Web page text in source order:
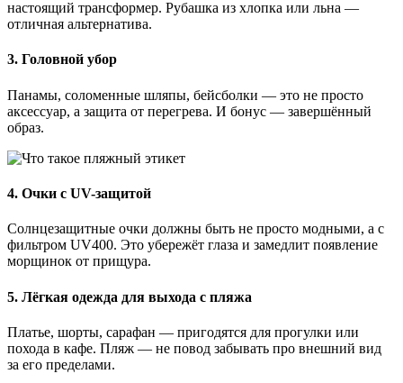
настоящий трансформер. Рубашка из хлопка или льна —
отличная альтернатива.
3. Головной убор
Панамы, соломенные шляпы, бейсболки — это не просто
аксессуар, а защита от перегрева. И бонус — завершённый
образ.
4. Очки с UV-защитой
Солнцезащитные очки должны быть не просто модными, а с
фильтром UV400. Это убережёт глаза и замедлит появление
морщинок от прищура.
5. Лёгкая одежда для выхода с пляжа
Платье, шорты, сарафан — пригодятся для прогулки или
похода в кафе. Пляж — не повод забывать про внешний вид
за его пределами.